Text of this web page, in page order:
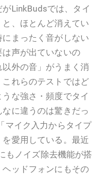
LinkBudsでは、タイ
、ほとんど消えてい
まったく音がしない
声が出ていないの
外の音」がうまく消
れらのテストではど
な強さ・頻度でタイ
に違うのは驚きだっ
マイク入力からタイプ
愛用している。最近
もノイズ除去機能が搭
ッドフォンにもその